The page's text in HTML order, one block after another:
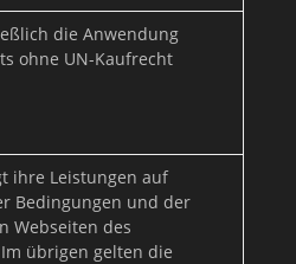
die Anwendung
ohne UN-Kaufrecht
ihre Leistungen auf
Bedingungen und der
Webseiten des
übrigen gelten die